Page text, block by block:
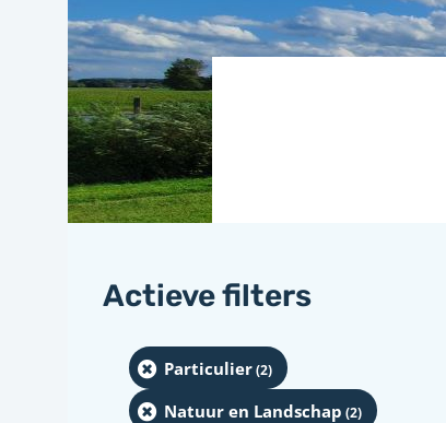
Actieve filters
Particulier(2)
Natuur en Landschap (2)